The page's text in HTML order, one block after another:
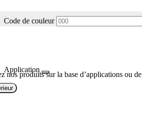
Code de couleur
Application
nos produits sur la base d’applications ou